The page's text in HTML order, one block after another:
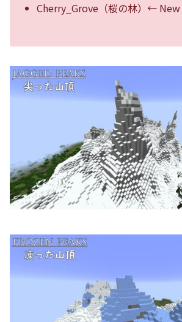
Cherry_Grove（桜の林）← New